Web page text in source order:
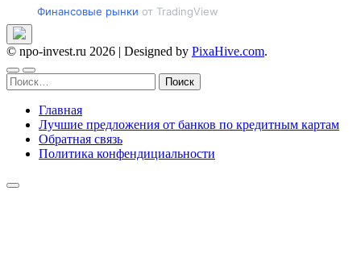
Финансовые рынки от TradingView
© npo-invest.ru 2026 | Designed by PixaHive.com.
Найти:
Главная
Лучшие предложения от банков по кредитным картам
Обратная связь
Политика конфендициальности